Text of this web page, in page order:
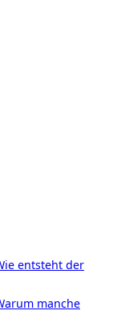
entsteht der
manche